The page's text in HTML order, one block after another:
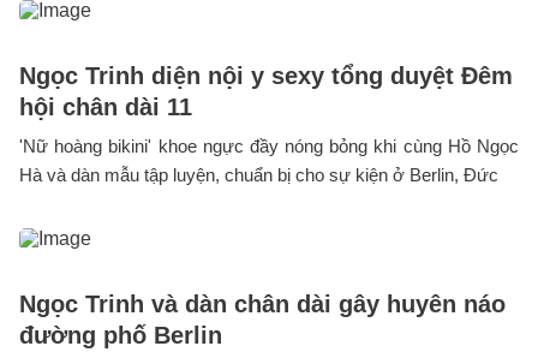
Ngọc Trinh diện nội y sexy tổng duyệt Đêm
hội chân dài 11
'Nữ hoàng bikini' khoe ngực đầy nóng bỏng khi cùng Hồ Ngọc
Hà và dàn mẫu tập luyện, chuẩn bị cho sự kiện ở Berlin, Đức
Ngọc Trinh và dàn chân dài gây huyên náo
đường phố Berlin